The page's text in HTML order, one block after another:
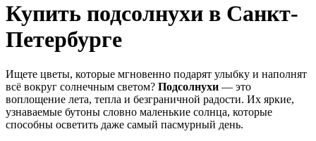
Купить подсолнухи в Санкт-
Петербурге
Ищете цветы, которые мгновенно подарят улыбку и наполнят
всё вокруг солнечным светом? Подсолнухи — это
воплощение лета, тепла и безграничной радости. Их яркие,
узнаваемые бутоны словно маленькие солнца, которые
способны осветить даже самый пасмурный день.